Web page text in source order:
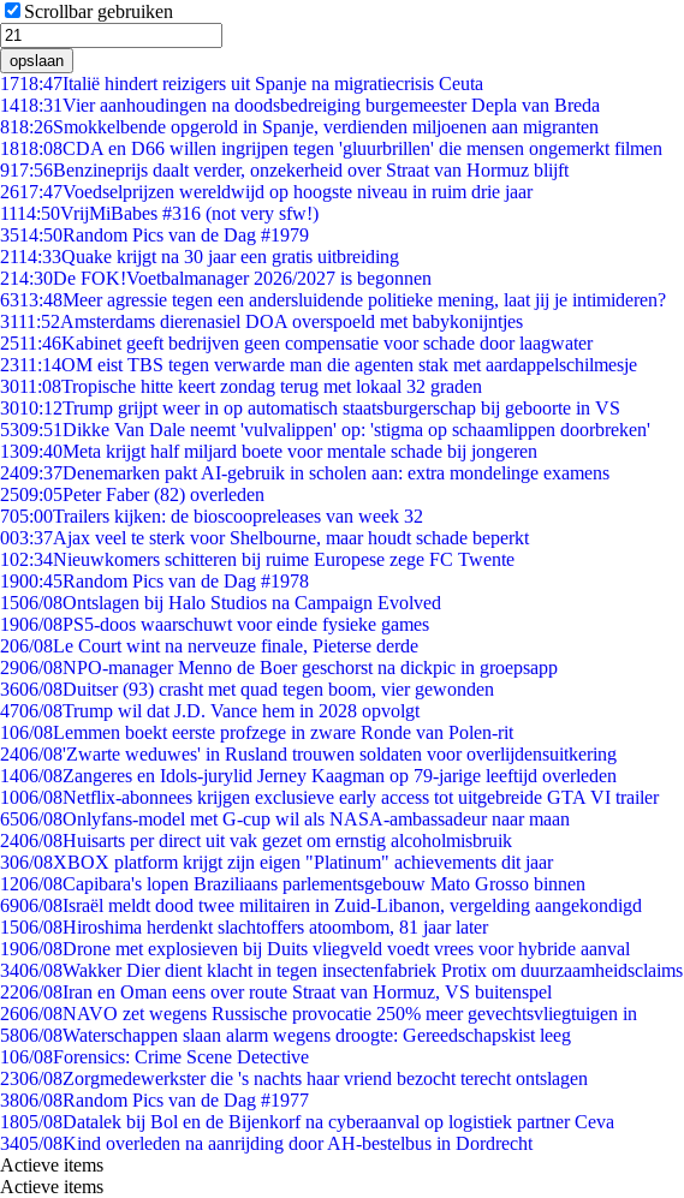
Scrollbar gebruiken
opslaan
1718:47Italië hindert reizigers uit Spanje na migratiecrisis Ceuta
1418:31Vier aanhoudingen na doodsbedreiging burgemeester Depla van Breda
818:26Smokkelbende opgerold in Spanje, verdienden miljoenen aan migranten
1818:08CDA en D66 willen ingrijpen tegen 'gluurbrillen' die mensen ongemerkt filmen
917:56Benzineprijs daalt verder, onzekerheid over Straat van Hormuz blijft
2617:47Voedselprijzen wereldwijd op hoogste niveau in ruim drie jaar
1114:50VrijMiBabes #316 (not very sfw!)
3514:50Random Pics van de Dag #1979
2114:33Quake krijgt na 30 jaar een gratis uitbreiding
214:30De FOK!Voetbalmanager 2026/2027 is begonnen
6313:48Meer agressie tegen een andersluidende politieke mening, laat jij je intimideren?
3111:52Amsterdams dierenasiel DOA overspoeld met babykonijntjes
2511:46Kabinet geeft bedrijven geen compensatie voor schade door laagwater
2311:14OM eist TBS tegen verwarde man die agenten stak met aardappelschilmesje
3011:08Tropische hitte keert zondag terug met lokaal 32 graden
3010:12Trump grijpt weer in op automatisch staatsburgerschap bij geboorte in VS
5309:51Dikke Van Dale neemt 'vulvalippen' op: 'stigma op schaamlippen doorbreken'
1309:40Meta krijgt half miljard boete voor mentale schade bij jongeren
2409:37Denemarken pakt AI-gebruik in scholen aan: extra mondelinge examens
2509:05Peter Faber (82) overleden
705:00Trailers kijken: de bioscoopreleases van week 32
003:37Ajax veel te sterk voor Shelbourne, maar houdt schade beperkt
102:34Nieuwkomers schitteren bij ruime Europese zege FC Twente
1900:45Random Pics van de Dag #1978
1506/08Ontslagen bij Halo Studios na Campaign Evolved
1906/08PS5-doos waarschuwt voor einde fysieke games
206/08Le Court wint na nerveuze finale, Pieterse derde
2906/08NPO-manager Menno de Boer geschorst na dickpic in groepsapp
3606/08Duitser (93) crasht met quad tegen boom, vier gewonden
4706/08Trump wil dat J.D. Vance hem in 2028 opvolgt
106/08Lemmen boekt eerste profzege in zware Ronde van Polen-rit
2406/08'Zwarte weduwes' in Rusland trouwen soldaten voor overlijdensuitkering
1406/08Zangeres en Idols-jurylid Jerney Kaagman op 79-jarige leeftijd overleden
1006/08Netflix-abonnees krijgen exclusieve early access tot uitgebreide GTA VI trailer
6506/08Onlyfans-model met G-cup wil als NASA-ambassadeur naar maan
2406/08Huisarts per direct uit vak gezet om ernstig alcoholmisbruik
306/08XBOX platform krijgt zijn eigen "Platinum" achievements dit jaar
1206/08Capibara's lopen Braziliaans parlementsgebouw Mato Grosso binnen
6906/08Israël meldt dood twee militairen in Zuid-Libanon, vergelding aangekondigd
1506/08Hiroshima herdenkt slachtoffers atoombom, 81 jaar later
1906/08Drone met explosieven bij Duits vliegveld voedt vrees voor hybride aanval
3406/08Wakker Dier dient klacht in tegen insectenfabriek Protix om duurzaamheidsclaims
2206/08Iran en Oman eens over route Straat van Hormuz, VS buitenspel
2606/08NAVO zet wegens Russische provocatie 250% meer gevechtsvliegtuigen in
5806/08Waterschappen slaan alarm wegens droogte: Gereedschapskist leeg
106/08Forensics: Crime Scene Detective
2306/08Zorgmedewerkster die 's nachts haar vriend bezocht terecht ontslagen
3806/08Random Pics van de Dag #1977
1805/08Datalek bij Bol en de Bijenkorf na cyberaanval op logistiek partner Ceva
3405/08Kind overleden na aanrijding door AH-bestelbus in Dordrecht
Actieve items
Actieve items